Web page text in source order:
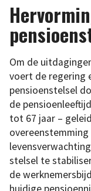
Om de
voert de regering
pensioenstelsel
de
tot 67 jaar –
stelsel te
de